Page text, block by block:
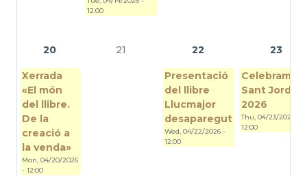
12:00
20 21 22 23
Xerrada
«El món
del llibre.
De la
creació a
la venda»
Mon, 04/20/2026
- 12:00
Presentació
del llibre
Llucmajor
desaparegut
Wed, 04/22/2026 -
12:00
Celebram
Sant Jordi
2026
Thu, 04/23/2026 -
12:00